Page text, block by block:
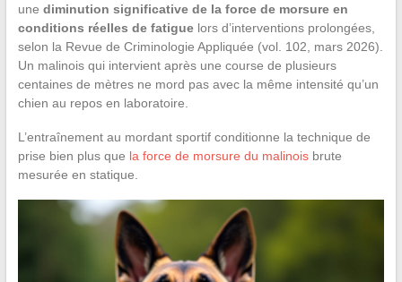
une diminution significative de la force de morsure en
conditions réelles de fatiguelors d’interventions prolongées,
selon la Revue de Criminologie Appliquée (vol. 102, mars 2026).
Un malinois qui intervient après une course de plusieurs
centaines de mètres ne mord pas avec la même intensité qu’un
chien au repos en laboratoire.
L’entraînement au mordant sportif conditionne la technique de
prise bien plus que la force de morsure du malinoisbrute
mesurée en statique.